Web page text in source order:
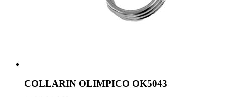
COLLARIN OLIMPICO OK5043